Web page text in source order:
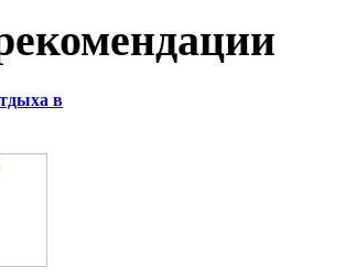
в